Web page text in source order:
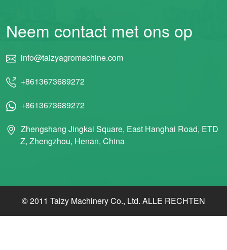
Neem contact met ons op
info@taizyagromachine.com
+8613673689272
+8613673689272
Zhengshang Jingkai Square, East Hanghai Road, ETD
Z, Zhengzhou, Henan, China
© 2011 Taizy Machinery Co., Ltd. ALLE RECHTEN